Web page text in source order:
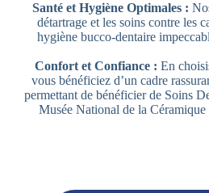
Santé et Hygiène Optimales :
détartrage et les soins contre les
hygiène bucco-dentaire
Confort et Confiance : En
vous bénéficiez d’un cadre
permettant de bénéficier de Soins
Musée National de la Céramique